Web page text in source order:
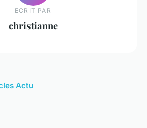
ECRIT PAR
christianne
Actu